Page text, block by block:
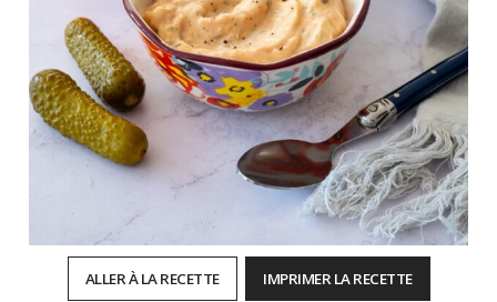
ALLER À LA RECETTE IMPRIMER LA RECETTE